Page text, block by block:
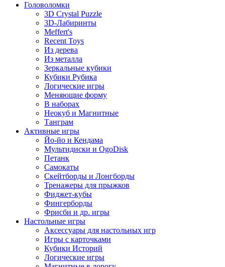
Головоломки
3D Crystal Puzzle
3D-Лабиринты
Meffert's
Recent Toys
Из дерева
Из металла
Зеркальные кубики
Кубики Рубика
Логические игры
Меняющие форму
В наборах
Неокуб и Магнитные
Танграм
Активные игры
Йо-йо и Кендама
Мультидиски и OgoDisk
Петанк
Самокаты
Скейтборды и Лонгборды
Тренажеры для прыжков
Фиджет-кубы
Фингерборды
Фрисби и др. игры
Настольные игры
Аксессуары для настольных игр
Игры с карточками
Кубики Историй
Логические игры